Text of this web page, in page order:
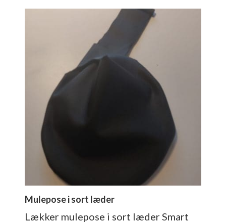
Mulepose i sort læder
Lækker mulepose i sort læder Smart